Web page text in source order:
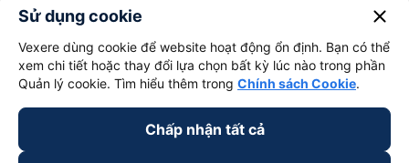
Sử dụng cookie close
Vexere dùng cookie để website hoạt động ổn định. Bạn có thể
xem chi tiết hoặc thay đổi lựa chọn bất kỳ lúc nào trong phần
Quản lý cookie. Tìm hiểu thêm trong Chính sách Cookie.
Chấp nhận tất cả